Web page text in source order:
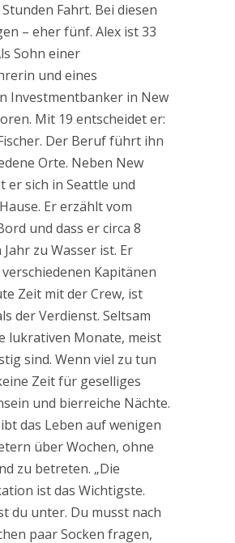
Fahrt. Bei diesen
– eher fünf. Alex ist 33
Sohn einer
und eines
Investmentbanker in New
Mit 19 entscheidet er:
Der Beruf führt ihn
Orte. Neben New
er sich in Seattle und
Er erzählt vom
und dass er circa 8
zu Wasser ist. Er
Kapitänen
Zeit mit der Crew, ist
der Verdienst. Seltsam
lukrativen Monate, meist
sind. Wenn viel zu tun
Zeit für geselliges
und bierreiche Nächte.
das Leben auf wenigen
über Wochen, ohne
zu betreten. „Die
ist das Wichtigste.
du unter. Du musst nach
paar Socken fragen,